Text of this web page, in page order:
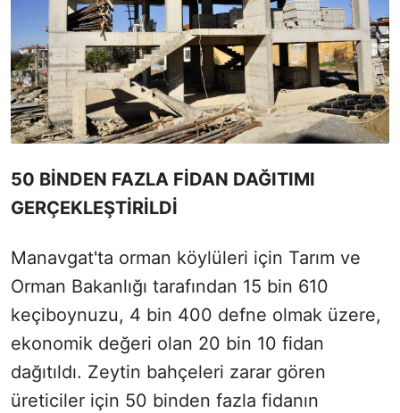
50 BİNDEN FAZLA FİDAN DAĞITIMI
GERÇEKLEŞTİRİLDİ
Manavgat'ta orman köylüleri için Tarım ve
Orman Bakanlığı tarafından 15 bin 610
keçiboynuzu, 4 bin 400 defne olmak üzere,
ekonomik değeri olan 20 bin 10 fidan
dağıtıldı. Zeytin bahçeleri zarar gören
üreticiler için 50 binden fazla fidanın